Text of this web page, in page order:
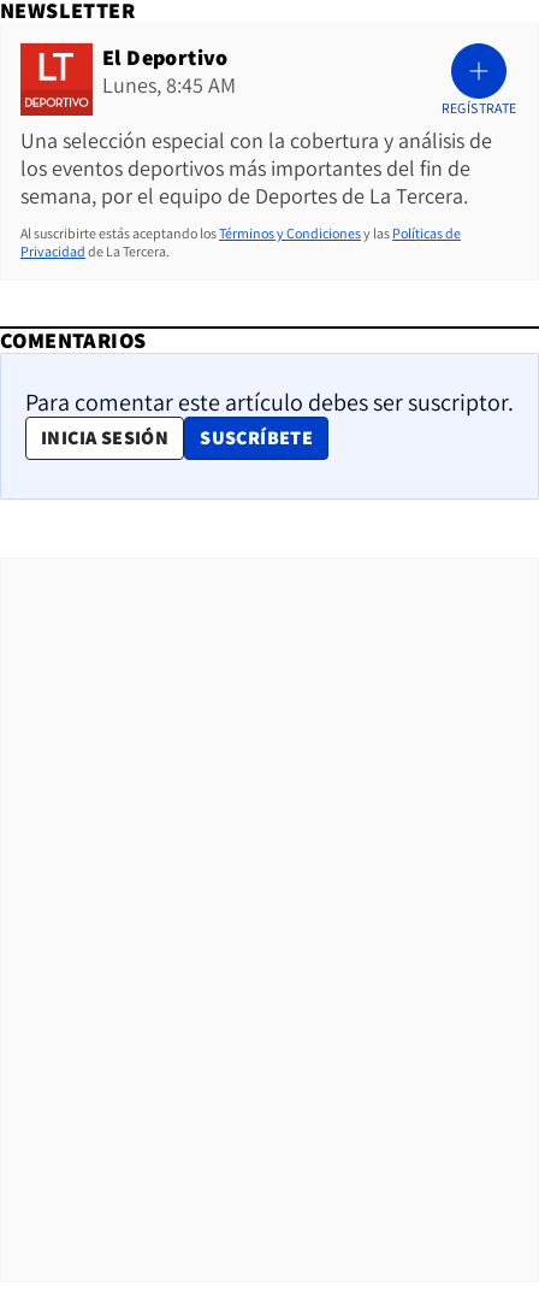
NEWSLETTER
El Deportivo
Lunes, 8:45 AM
Una selección especial con la cobertura y análisis de
los eventos deportivos más importantes del fin de
semana, por el equipo de Deportes de La Tercera.
REGÍSTRATE
Al suscribirte estás aceptando losTérminos y Condicionesy las Políticas de
Privacidad de La Tercera.
COMENTARIOS
Para comentar este artículo debes ser suscriptor.
INICIA SESIÓN SUSCRÍBETE
OPENS IN NEW WINDOW